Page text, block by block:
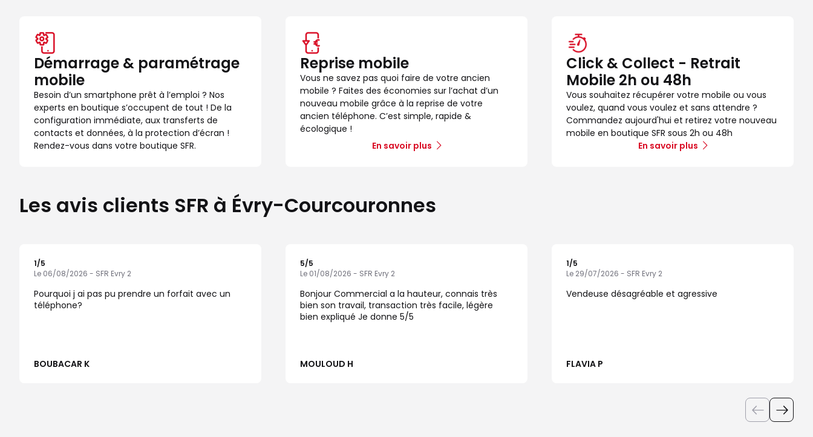
Prendre rendez-vous
Voir la boutique
Démarrage & paramétrage
mobile
Besoin d’un smartphone prêt à l’emploi ? Nos
experts en boutique s’occupent de tout ! De la
configuration immédiate, aux transferts de
contacts et données, à la protection d’écran !
Rendez-vous dans votre boutique SFR.
Reprise mobile
Vous ne savez pas quoi faire de votre ancien
mobile ? Faites des économies sur l’achat d’un
nouveau mobile grâce à la reprise de votre
ancien téléphone. C’est simple, rapide &
écologique !
En savoir plus
Click & Collect - Retrait
Mobile 2h ou 48h
Vous souhaitez récupérer votre mobile ou vous
voulez, quand vous voulez et sans attendre ?
Commandez aujourd'hui et retirez votre nouveau
mobile en boutique SFR sous 2h ou 48h
En savoir plus
Les avis clients SFR à Évry-Courcouronnes
1/5
Le 06/08/2026 - SFR Evry 2
Pourquoi j ai pas pu prendre un forfait avec un
téléphone?
BOUBACAR K
5/5
Le 01/08/2026 - SFR Evry 2
Bonjour Commercial a la hauteur, connais très
bien son travail, transaction très facile, légère
bien expliqué Je donne 5/5
MOULOUD H
1/5
Le 29/07/2026 - SFR Evry 2
Vendeuse désagréable et agressive
FLAVIA P